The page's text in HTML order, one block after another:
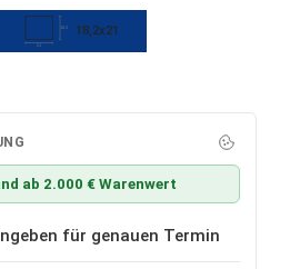
21
18,2 18,2x21
ab 2.000 € Warenwert
für genauen Termin